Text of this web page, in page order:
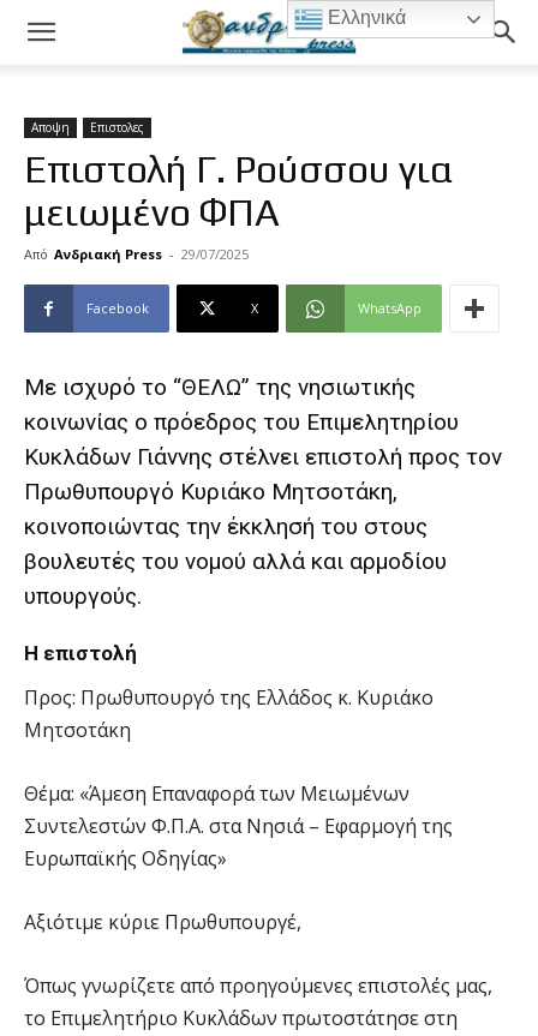
Αποψη Επιστολες
Επιστολή Γ. Ρούσσου για
μειωμένο ΦΠΑ
Από Ανδριακή Press - 29/07/2025
Facebook X WhatsApp
Με ισχυρό το “ΘΕΛΩ” της νησιωτικής
κοινωνίας ο πρόεδρος του Επιμελητηρίου
Κυκλάδων Γιάννης στέλνει επιστολή προς τον
Πρωθυπουργό Κυριάκο Μητσοτάκη,
κοινοποιώντας την έκκλησή του στους
βουλευτές του νομού αλλά και αρμοδίου
υπουργούς.
Η επιστολή
Προς: Πρωθυπουργό της Ελλάδος κ. Κυριάκο
Μητσοτάκη
Θέμα: «Άμεση Επαναφορά των Μειωμένων
Συντελεστών Φ.Π.Α. στα Νησιά – Εφαρμογή της
Ευρωπαϊκής Οδηγίας»
Αξιότιμε κύριε Πρωθυπουργέ,
Όπως γνωρίζετε από προηγούμενες επιστολές μας,
το Επιμελητήριο Κυκλάδων πρωτοστάτησε στη
Ελληνικά